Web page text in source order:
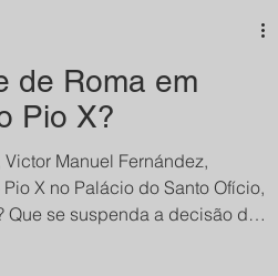
de Roma em
Pio X?
Manuel Fernández,
X no Palácio do Santo Ofício,